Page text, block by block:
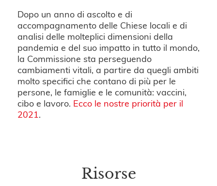
Dopo un anno di ascolto e di
accompagnamento delle Chiese locali e di
analisi delle molteplici dimensioni della
pandemia e del suo impatto in tutto il mondo,
la Commissione sta perseguendo
cambiamenti vitali, a partire da quegli ambiti
molto specifici che contano di più per le
persone, le famiglie e le comunità: vaccini,
cibo e lavoro. Ecco le nostre priorità per il
2021.
Risorse